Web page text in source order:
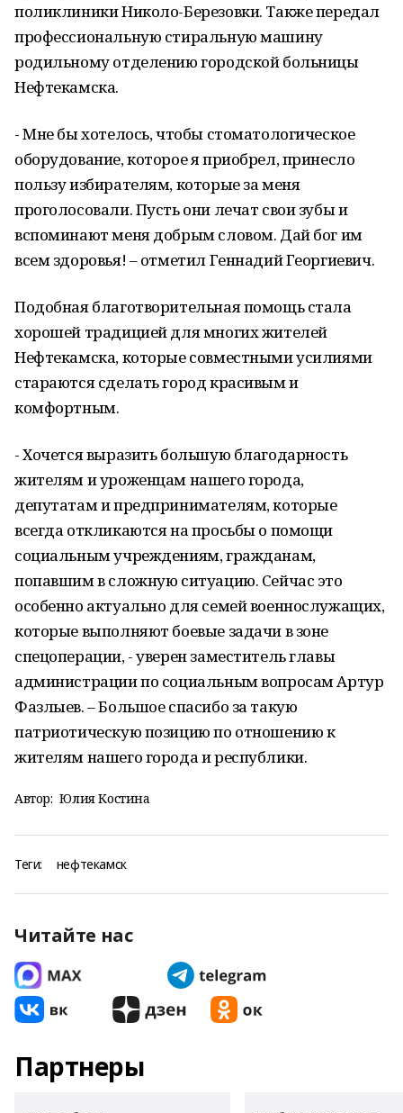
поликлиники Николо-Березовки. Также передал
профессиональную стиральную машину
родильному отделению городской больницы
Нефтекамска.
- Мне бы хотелось, чтобы стоматологическое
оборудование, которое я приобрел, принесло
пользу избирателям, которые за меня
проголосовали. Пусть они лечат свои зубы и
вспоминают меня добрым словом. Дай бог им
всем здоровья! – отметил Геннадий Георгиевич.
Подобная благотворительная помощь стала
хорошей традицией для многих жителей
Нефтекамска, которые совместными усилиями
стараются сделать город красивым и
комфортным.
- Хочется выразить большую благодарность
жителям и уроженцам нашего города,
депутатам и предпринимателям, которые
всегда откликаются на просьбы о помощи
социальным учреждениям, гражданам,
попавшим в сложную ситуацию. Сейчас это
особенно актуально для семей военнослужащих,
которые выполняют боевые задачи в зоне
спецоперации, - уверен заместитель главы
администрации по социальным вопросам Артур
Фазлыев. – Большое спасибо за такую
патриотическую позицию по отношению к
жителям нашего города и республики.
Автор: Юлия Костина
Теги: нефтекамск
Читайте нас
Партнеры